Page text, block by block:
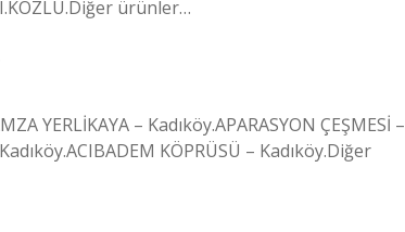
ürünler…
YERLİKAYA – Kadıköy.APARASYON ÇEŞMESİ –
KÖPRÜSÜ – Kadıköy.Diğer